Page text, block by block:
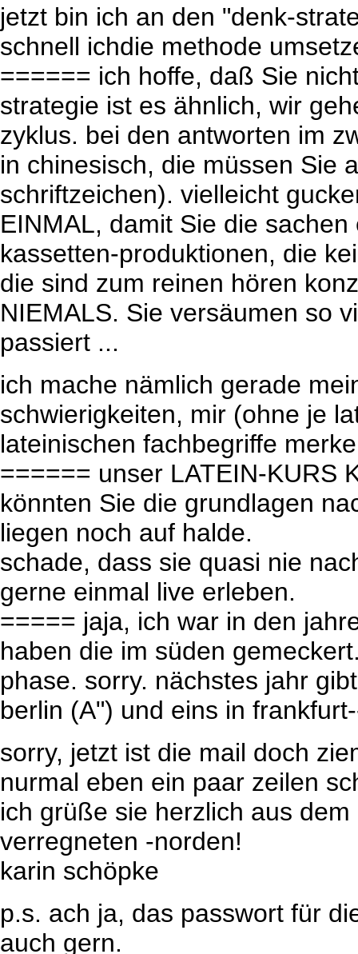
jetzt bin ich an den "denk-
schnell ichdie methode
====== ich hoffe, daß Sie
strategie ist es ähnlich, wir
zyklus. bei den antworten im
in chinesisch, die müssen Sie
schriftzeichen). vielleicht
EINMAL, damit Sie die
kassetten-produktionen, die
die sind zum reinen hören
NIEMALS. Sie versäumen so
passiert ...
ich mache nämlich gerade
schwierigkeiten, mir (ohne je
lateinischen fachbegriffe
====== unser LATEIN-KURS
könnten Sie die grundlagen
liegen noch auf halde.
schade, dass sie quasi nie
gerne einmal live erleben.
===== jaja, ich war in den
haben die im süden
phase. sorry. nächstes jahr
berlin (A") und eins in
sorry, jetzt ist die mail doch
nurmal eben ein paar zeilen
ich grüße sie herzlich aus
verregneten -norden!
karin schöpke
p.s. ach ja, das passwort für
auch gern.